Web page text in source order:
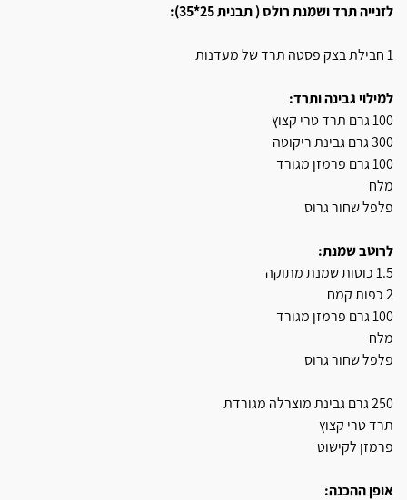
לזנייה תרד ושמנת רולס ( תבנית 25*35):
1 חבילת בצק פסטה תרד של מעדנות
למילוי גבינה ותרד:
100 גרם תרד טרי קצוץ
300 גרם גבינת ריקוטה
100 גרם פרמזן מגורד
מלח
פלפל שחור גרוס
לרוטב שמנת:
1.5 כוסות שמנת מתוקה
2 כפות קמח
100 גרם פרמזן מגורד
מלח
פלפל שחור גרוס
250 גרם גבינת מוצרלה מגורדת
תרד טרי קצוץ
פרמזן לקישוט
אופן ההכנה: